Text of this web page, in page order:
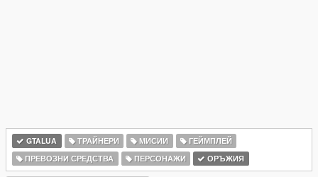
GTALUA ТРАЙНЕРИ МИСИИ
ГЕЙМПЛЕЙ
ПРЕВОЗНИ СРЕДСТВА
ПЕРСОНАЖИ ОРЪЖИЯ